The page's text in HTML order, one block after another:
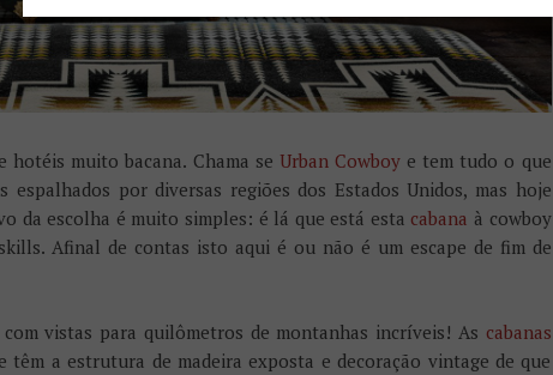
hotéis muito bacana. Chama se Urban Cowboye tem tudo o que
espalhados por diversas regiões dos Estados Unidos, mas hoje
da escolha é muito simples: é lá que está esta cabana à cowboy
Afinal de contas isto aqui é ou não é um escape de fim de
vistas para quilômetros de montanhas incríveis! As cabanas
a estrutura de madeira exposta e decoração vintage de que